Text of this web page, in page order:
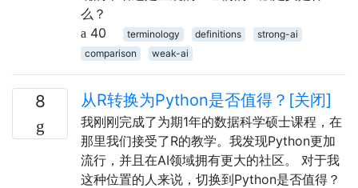
么？
40
terminology definitions
strong-ai
comparison
weak-ai
8 从R转换为Python是否值得？[关闭]
我刚刚完成了为期1年的数据科学硕士课程，在
那里我们接受了R的教学。我发现Python更加
流行，并且在AI领域拥有更大的社区。 对于我
这种位置的人来说，切换到Python是否值得？